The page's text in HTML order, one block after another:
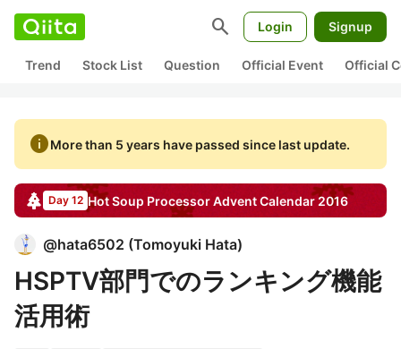
search Login Signup
Trend Stock List Question Official Event Official
infoMore than 5 years have passed since last update.
Day 12 Hot Soup ProcessorAdvent Calendar2016
@hata6502 (Tomoyuki Hata)
HSPTV部門でのランキング機能
活用術